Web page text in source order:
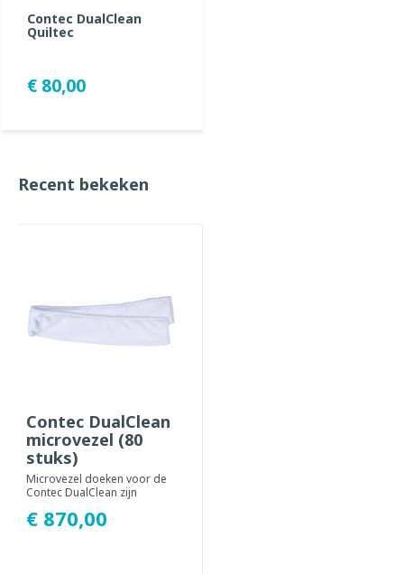
Contec DualClean
Quiltec
€ 80,00
Recent bekeken
Contec DualClean
microvezel (80
stuks)
Microvezel doeken voor de
Contec DualClean zijn
reinigen van ...
€ 870,00